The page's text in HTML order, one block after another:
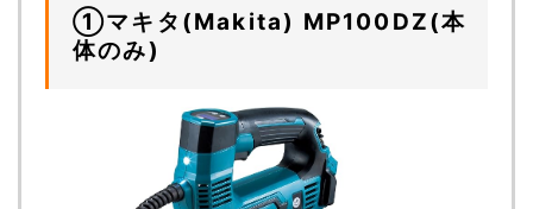
①マキタ(Makita) MP100DZ(本
体のみ)